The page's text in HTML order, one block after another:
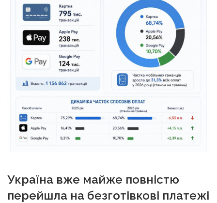
Україна вже майже повністю
перейшла на безготівкові платежі